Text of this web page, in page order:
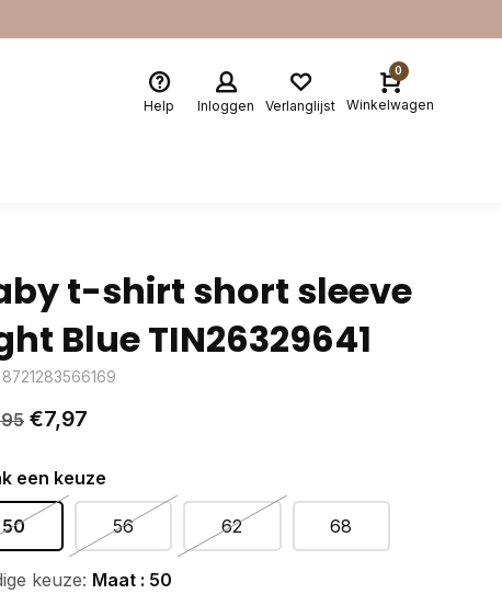
Help Inloggen Verlanglijst
0
Winkelwagen
t-shirt short sleeve
Blue TIN26329641
8721283566169
€7,97
een keuze
50 56 62 68
keuze: Maat : 50